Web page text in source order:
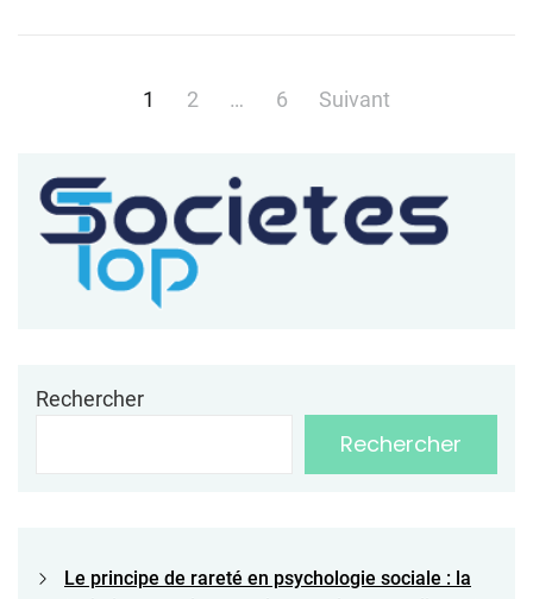
Pagination
des
publications
1 2 … 6 Suivant
Rechercher
Rechercher
Le principe de rareté en psychologie sociale : la